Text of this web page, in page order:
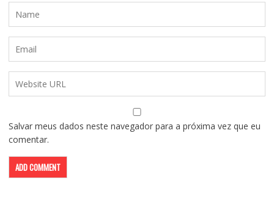
Salvar meus dados neste navegador para a próxima vez que eu
comentar.